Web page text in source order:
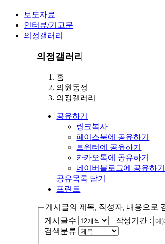
보도자료
인터뷰/기고문
의정갤러리
의정갤러리
홈
의원동정
의정갤러리
공유하기
링크복사
페이스북에 공유하기
트위터에 공유하기
카카오톡에 공유하기
네이버블로그에 공유하기
공유목록 닫기
프린트
게시글의 제목, 작성자, 내용으로
게시글수
작성기간 :
검색분류